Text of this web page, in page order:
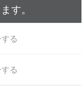
す。
る
る